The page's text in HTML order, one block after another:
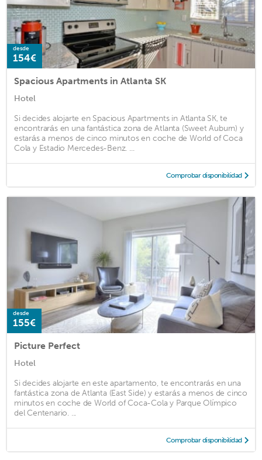
desde
154€
Spacious Apartments in Atlanta SK
Hotel
Si decides alojarte en Spacious Apartments in Atlanta SK, te
encontrarás en una fantástica zona de Atlanta (Sweet Auburn) y
estarás a menos de cinco minutos en coche de World of Coca
Cola y Estadio Mercedes-Benz. ...
Comprobar disponibilidad
desde
155€
Picture Perfect
Hotel
Si decides alojarte en este apartamento, te encontrarás en una
fantástica zona de Atlanta (East Side) y estarás a menos de cinco
minutos en coche de World of Coca-Cola y Parque Olímpico
del Centenario. ...
Comprobar disponibilidad